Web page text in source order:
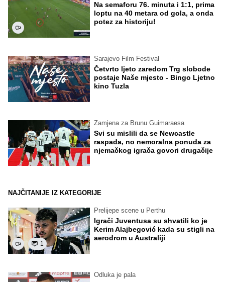
Na semaforu 76. minuta i 1:1, prima
loptu na 40 metara od gola, a onda
potez za historiju!
Sarajevo Film Festival
Četvrto ljeto zaredom Trg slobode
postaje Naše mjesto - Bingo Ljetno
kino Tuzla
Zamjena za Brunu Guimaraesa
Svi su mislili da se Newcastle
raspada, no nemoralna ponuda za
njemačkog igrača govori drugačije
NAJČITANIJE IZ KATEGORIJE
1
Prelijepe scene u Perthu
Igrači Juventusa su shvatili ko je
Kerim Alajbegović kada su stigli na
aerodrom u Australiji
Odluka je pala